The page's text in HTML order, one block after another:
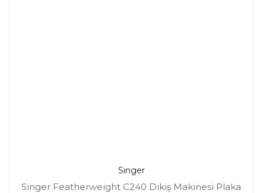
Singer
Singer Featherweight C240 Dikiş Makinesi Plaka